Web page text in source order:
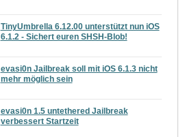
TinyUmbrella 6.12.00 unterstützt nun iOS
6.1.2 - Sichert euren SHSH-Blob!
evasi0n Jailbreak soll mit iOS 6.1.3 nicht
mehr möglich sein
evasi0n 1.5 untethered Jailbreak
verbessert Startzeit